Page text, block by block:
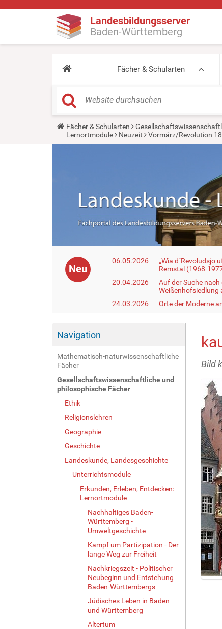
Landesbildungsserver
Baden-Württemberg
Fächer & Schularten
Y
u
Fächer & Schularten
Lernortmodule
Neuzeit Vormärz/Revolution
Neu
06.05.2026
„Wia d´Revoludsjo
Remstal (1968-
20.04.2026
Auf der Suche nach
Weißenhofsiedlung
24.03.2026
Orte der Moderne
Navigation
Mathematisch-naturwissenschaftliche
Fächer
Gesellschaftswissenschaftliche und
philosophische Fächer
Ethik
Religionslehren
Geographie
Geschichte
Landeskunde, Landesgeschichte
Unterrichtsmodule
Erkunden, Erleben, Entdecken:
Lernortmodule
Nachhaltiges Baden-
Württemberg -
Umweltgeschichte
Kampf um Partizipation - Der
lange Weg zur Freiheit
Nachkriegszeit - Politischer
Neubeginn und Entstehung
Baden-Württembergs
Jüdisches Leben in Baden
und Württemberg
Altertum
Bild